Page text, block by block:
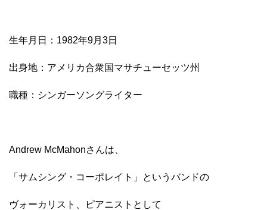
生年月日：1982年9月3日
出身地：アメリカ合衆国マサチューセッツ州
職種：シンガーソングライター
Andrew McMahonさんは、
「サムシング・コーポレイト」というバンドの
ヴォーカリスト、ピアニストとして